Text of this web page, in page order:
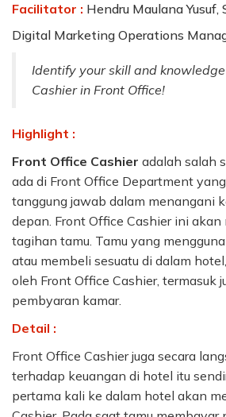
Facilitator : Hendru Maulana Yusuf,
Digital Marketing Operations
Identify your skill and
Cashier in Front Office!
Highlight :
Front Office Cashier adalah salah
ada di Front Office Department
tanggung jawab dalam menangani
depan. Front Office Cashier ini
tagihan tamu. Tamu yang
atau membeli sesuatu di dalam
oleh Front Office Cashier, termasuk
pembyaran kamar.
Detail :
Front Office Cashier juga secara
terhadap keuangan di hotel itu
pertama kali ke dalam hotel akan